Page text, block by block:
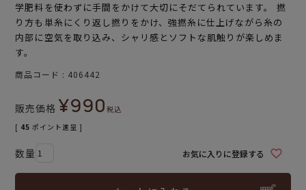
学肥料を使わずに手間をかけて大切にそだてられています。 撚
り方も単糸にくり返し撚りをかけ、強撚糸に仕上げながら糸の
内部に空気を取り込み、シャリ感とソフトな肌触りが楽しめま
す。
商品コード 406442
販売価格 ¥990税込
[ 45 ポイント進呈 ]
お気に入りに登録する